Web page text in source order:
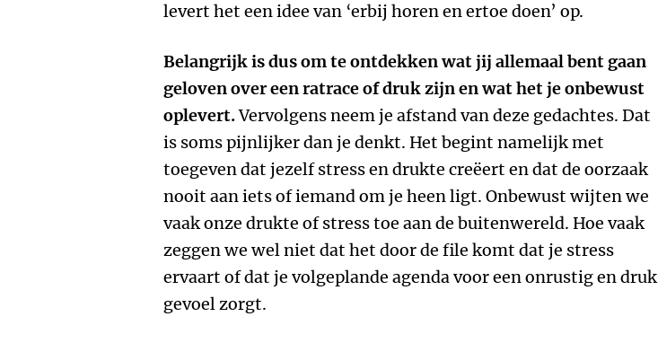
levert het een idee van ‘erbij horen en ertoe doen’ op.
Belangrijk is dus om te ontdekken wat jij allemaal bent gaan
geloven over een ratrace of druk zijn en wat het je onbewust
oplevert.Vervolgens neem je afstand van deze gedachtes. Dat
is soms pijnlijker dan je denkt. Het begint namelijk met
toegeven dat jezelf stress en drukte creëert en dat de oorzaak
nooit aan iets of iemand om je heen ligt. Onbewust wijten we
vaak onze drukte of stress toe aan de buitenwereld. Hoe vaak
zeggen we wel niet dat het door de file komt dat je stress
ervaart of dat je volgeplande agenda voor een onrustig en druk
gevoel zorgt.